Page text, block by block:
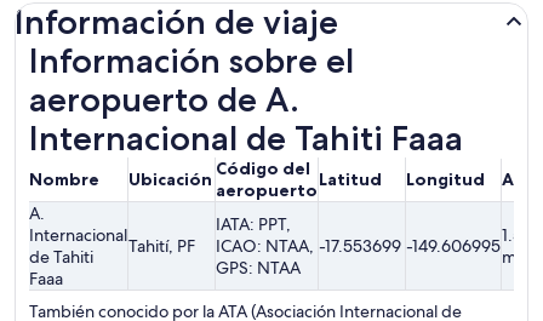
Información de viaje
Información sobre el
aeropuerto de A.
Internacional de Tahiti Faaa
Nombre Ubicación Código del
aeropuertoLatitud Longitud
A.
Internacional
de Tahiti
Faaa
Tahití, PF
IATA: PPT,
ICAO: NTAA,
GPS: NTAA
-17.553699 -149.6069951.52
También conocido por la ATA (Asociación Internacional de